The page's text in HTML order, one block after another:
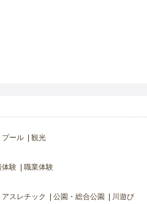
プール 観光
体験 職業体験
アスレチック 公園・総合公園 川遊び